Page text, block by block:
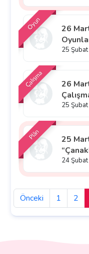
Oyun
26
25
Çalışma
26
25
Plân
25
24
Önceki 1 2